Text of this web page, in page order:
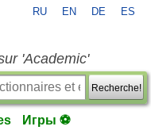
RU EN DE ES
'Academic'
Recherche!
Игры ⚽